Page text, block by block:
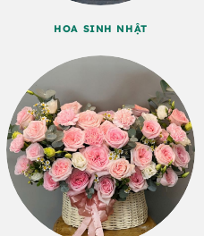
HOA SINH NHẬT